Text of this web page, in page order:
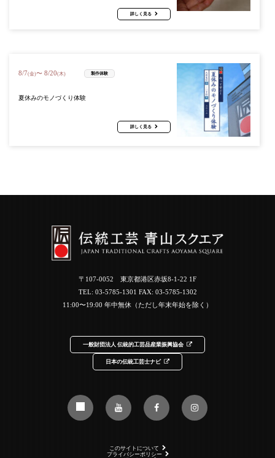
詳しく見る
8/7(金)〜 8/20(木) 製作体験
夏休みのモノづくり体験
詳しく見る
〒107-0052 東京都港区赤坂8-1-22 1F
TEL: 03-5785-1301 FAX: 03-5785-1302
11:00〜19:00 年中無休（ただし年末年始を除く）
一般財団法人 伝統的工芸品産業振興協会
日本の伝統工芸士ナビ
このサイトについて
プライバシーポリシー